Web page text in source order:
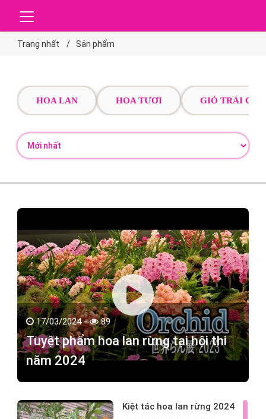
Trang nhất Sản phẩm
HOA LAN HOA TƯƠI GIỎ TRÁI CÂY
17/03/2024 - 89
Tuyệt phẩm hoa lan rừng tại hội thi
năm 2024
Kiệt tác hoa lan rừng 2024